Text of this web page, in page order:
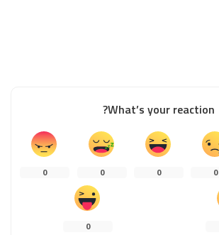
What’s your reaction?
0
0
0
0
0